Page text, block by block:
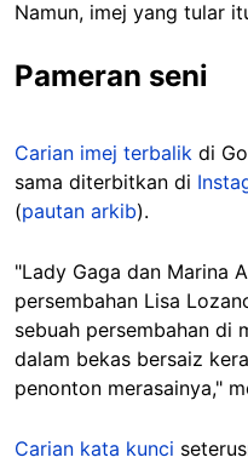
Namun, imej yang tular
Pameran seni
Carian imej terbalik di
sama diterbitkan di
(pautan arkib).
"Lady Gaga dan Marina
persembahan Lisa
sebuah persembahan di
dalam bekas bersaiz
penonton merasainya,"
Carian kata kunci